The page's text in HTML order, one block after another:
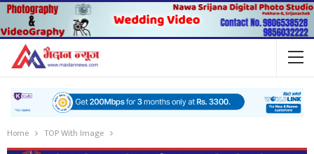
Home TOP With Image